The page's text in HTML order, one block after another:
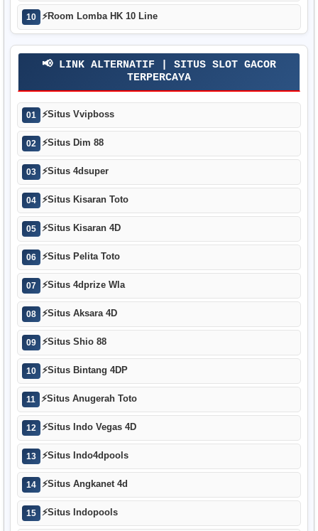
10 ⚡Room Lomba HK 10 Line
📢 LINK ALTERNATIF | SITUS SLOT GACOR
TERPERCAYA
01 ⚡Situs Vvipboss
02 ⚡Situs Dim 88
03 ⚡Situs 4dsuper
04 ⚡Situs Kisaran Toto
05 ⚡Situs Kisaran 4D
06 ⚡Situs Pelita Toto
07 ⚡Situs 4dprize Wla
08 ⚡Situs Aksara 4D
09 ⚡Situs Shio 88
10 ⚡Situs Bintang 4DP
11 ⚡Situs Anugerah Toto
12 ⚡Situs Indo Vegas 4D
13 ⚡Situs Indo4dpools
14 ⚡Situs Angkanet 4d
15 ⚡Situs Indopools